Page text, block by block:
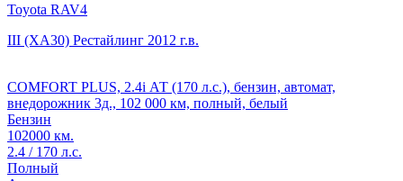
Toyota RAV4
III (XA30) Рестайлинг 2012 г.в.
COMFORT PLUS, 2.4i АТ (170 л.с.), бензин, автомат,
внедорожник 3д., 102 000 км, полный, белый
Бензин
102000 км.
2.4 / 170 л.с.
Полный